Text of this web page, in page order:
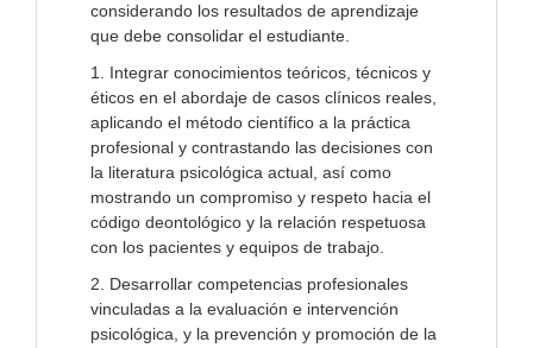
considerando los resultados de aprendizaje
que debe consolidar el estudiante.
1. Integrar conocimientos teóricos, técnicos y
éticos en el abordaje de casos clínicos reales,
aplicando el método científico a la práctica
profesional y contrastando las decisiones con
la literatura psicológica actual, así como
mostrando un compromiso y respeto hacia el
código deontológico y la relación respetuosa
con los pacientes y equipos de trabajo.
2. Desarrollar competencias profesionales
vinculadas a la evaluación e intervención
psicológica, y la prevención y promoción de la